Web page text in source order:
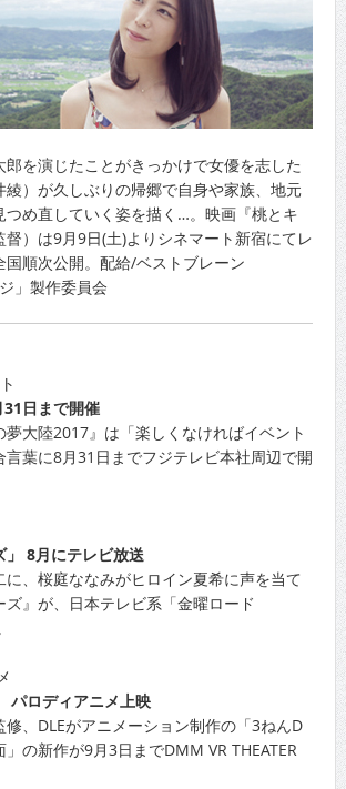
を演じたことがきっかけで女優を志した
綾）が久しぶりの帰郷で自身や家族、地元
つめ直していく姿を描く…。映画『桃とキ
督）は9月9日(土)よりシネマート新宿にてレ
国順次公開。配給/ベストブレーン
」製作委員会
日まで開催
夢大陸2017』は「楽しくなければイベント
言葉に8月31日までフジテレビ本社周辺で開
」 8月にテレビ放送
に、桜庭ななみがヒロイン夏希に声を当て
ズ』が、日本テレビ系「金曜ロード
パロディアニメ上映
修、DLEがアニメーション制作の「3ねんD
」の新作が9月3日までDMM VR THEATER